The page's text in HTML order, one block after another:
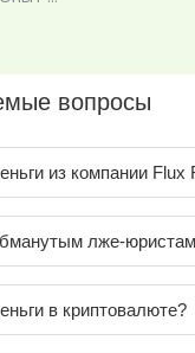
вопросы
из компании Flux
лже-
в криптовалюте?